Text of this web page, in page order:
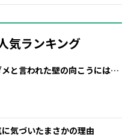
気ランキング
と言われた壁の向こうには…
に気づいたまさかの理由